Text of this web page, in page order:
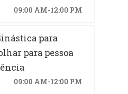
09:00 AM-12:00 PM
para
para pessoa
09:00 AM-12:00 PM